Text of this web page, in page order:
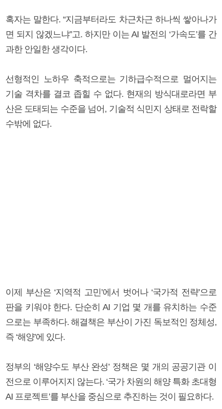
혹자는 말한다. “지금부터라도 차근차근 하나씩 쌓아나가
면 되지 않겠느냐”고. 하지만 이는 AI 발전의 ‘가속도’를 간
과한 안일한 생각이다.
선형적인 노하우 축적으로는 기하급수적으로 멀어지는
기술 격차를 결코 좁힐 수 없다. 현재의 방식대로라면 부
산은 도태되는 수준을 넘어, 기술적 식민지 상태로 전락할
수밖에 없다.
이제 부산은 ‘지역적 고민’에서 벗어나 ‘국가적 전략’으로
판을 키워야 한다. 단순히 AI 기업 몇 개를 유치하는 수준
으로는 부족하다. 해결책은 부산이 가진 독보적인 정체성,
즉 ‘해양’에 있다.
정부의 ‘해양수도 부산 완성’ 정책은 몇 개의 공공기관 이
전으로 이루어지지 않는다. ‘국가 차원의 해양 특화 초대형
AI 프로젝트’를 부산을 중심으로 추진하는 것이 필요하다.